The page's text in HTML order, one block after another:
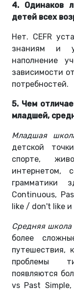
4. Одинаков
детей всех
Нет. CEFR
знаниям и
наполнение
зависимости
потребностей.
5. Чем
младшей,
Младшая
детской
спорте,
интернетом,
грамматики
Continuous,
like / don't like и
Средняя школа
более
путешествия,
проблемы
появляются
vs Past